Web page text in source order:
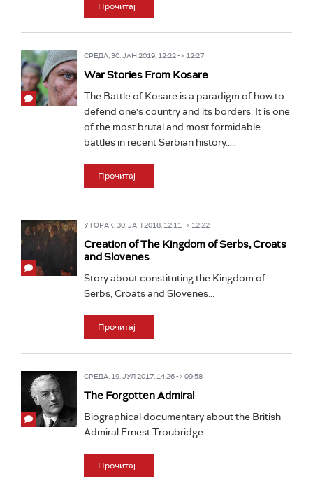
Прочитај
СРЕДА, 30. ЈАН 2019, 12:22 -> 12:27
War Stories From Kosare
The Battle of Kosare is a paradigm of how to
defend one's country and its borders. It is one
of the most brutal and most formidable
battles in recent Serbian history.....
Прочитај
УТОРАК, 30. ЈАН 2018, 12:11 -> 12:22
Creation of The Kingdom of Serbs, Croats
and Slovenes
Story about constituting the Kingdom of
Serbs, Croats and Slovenes...
Прочитај
СРЕДА, 19. ЈУЛ 2017, 14:26 -> 09:58
The Forgotten Admiral
Biographical documentary about the British
Admiral Ernest Troubridge...
Прочитај